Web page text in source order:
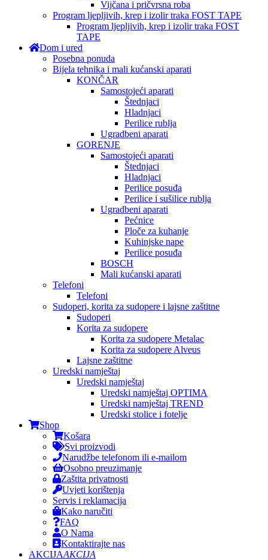
Vijčana i pričvrsna roba
Program ljepljivih, krep i izolir traka FOST TAPE
Program ljepljivih, krep i izolir traka FOST
TAPE
Dom i ured
Posebna ponuda
Bijela tehnika i mali kućanski aparati
KONČAR
Samostojeći aparati
Štednjaci
Hladnjaci
Perilice rublja
Ugradbeni aparati
GORENJE
Samostojeći aparati
Štednjaci
Hladnjaci
Perilice posuđa
Perilice i sušilice rublja
Ugradbeni aparati
Pećnice
Ploče za kuhanje
Kuhinjske nape
Perilice posuđa
BOSCH
Mali kućanski aparati
Telefoni
Telefoni
Sudoperi, korita za sudopere i lajsne zaštitne
Sudoperi
Korita za sudopere
Korita za sudopere Metalac
Korita za sudopere Alveus
Lajsne zaštitne
Uredski namještaj
Uredski namještaj
Uredski namještaj OPTIMA
Uredski namještaj TREND
Uredski stolice i fotelje
Shop
Košara
Svi proizvodi
Narudžbe telefonom ili e-mailom
Osobno preuzimanje
Zaštita privatnosti
Uvjeti korištenja
Servis i reklamacija
Kako naručiti
FAQ
O Nama
Kontaktirajte nas
AKCIJAAKCIJA